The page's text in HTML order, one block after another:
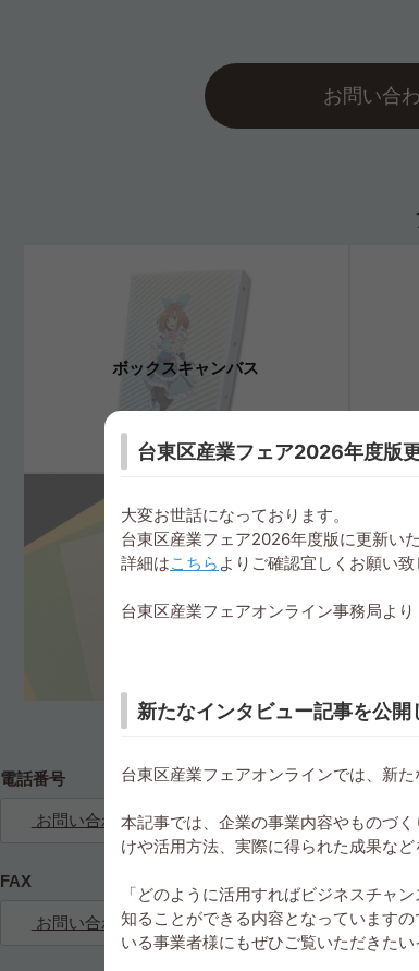
お問い合
ボックスキャンバス
電話番号
お問い合わせ
FAX
お問い合わせ
台東区産業フェア2026年度版
大変お世話になっております。
台東区産業フェア2026年度版に更新い
詳細はこちら よりご確認宜しくお願い致
台東区産業フェアオンライン事務局より
新たなインタビュー記事を公開
台東区産業フェアオンラインでは、新
本記事では、企業の事業内容やものづ
けや活用方法、実際に得られた成果など
「どのように活用すればビジネスチャ
知ることができる内容となっています
いる事業者様にもぜひご覧いただきたい